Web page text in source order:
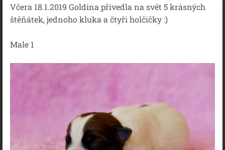
Včera 18.1.2019 Goldina přivedla na svět 5 krásných
štěňátek, jednoho kluka a čtyři holčičky :)
Male 1